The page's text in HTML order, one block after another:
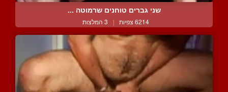
שני גברים טוחנים שרמוטה ...
6214 צפיות | 3 המלצות